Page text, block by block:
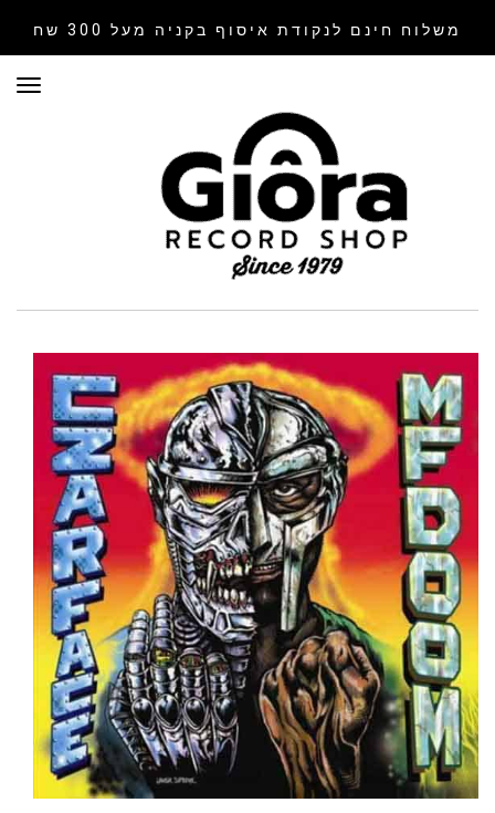
משלוח חינם לנקודת איסוף בקניה מעל 300 שח